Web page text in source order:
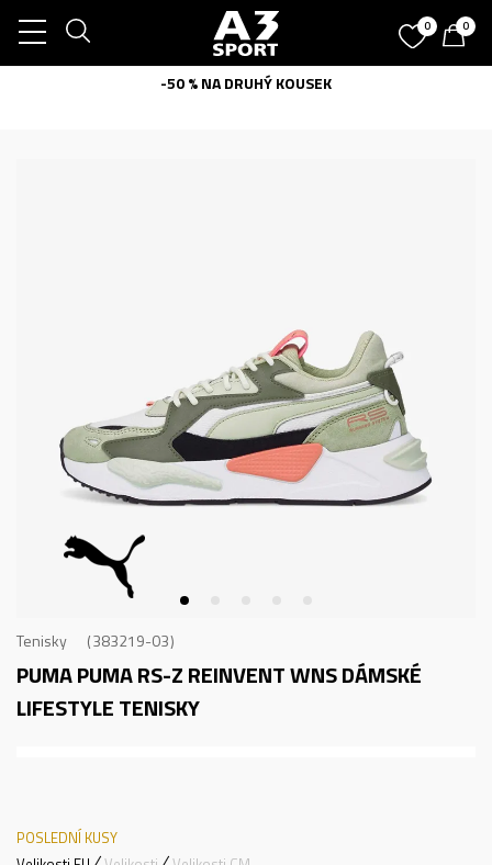
0 0
-50 % NA DRUHÝ KOUSEK
Tenisky 383219-03
PUMA PUMA RS-Z REINVENT WNSDÁMSKÉ
LIFESTYLE TENISKY
POSLEDNÍ KUSY